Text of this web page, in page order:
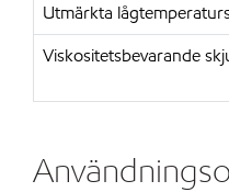
Utmärkta
Viskositetsbevarande